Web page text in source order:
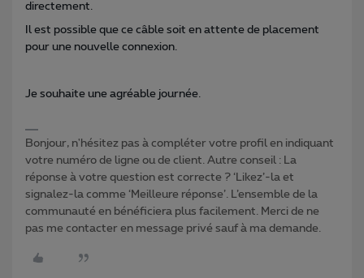
directement.
Il est possible que ce câble soit en attente de placement
pour une nouvelle connexion.
Je souhaite une agréable journée.
Bonjour, n'hésitez pas à compléter votre profil en indiquant
votre numéro de ligne ou de client. Autre conseil : La
réponse à votre question est correcte ? ‘Likez’-la et
signalez-la comme ‘Meilleure réponse’. L’ensemble de la
communauté en bénéficiera plus facilement. Merci de ne
pas me contacter en message privé sauf à ma demande.